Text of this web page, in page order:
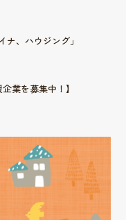
、ハウジング」
業を募集中！】